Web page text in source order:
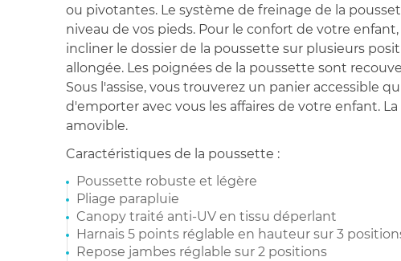
ou pivotantes. Le système de freinage de la
niveau de vos pieds. Pour le confort de votre
incliner le dossier de la poussette sur plusieurs
allongée. Les poignées de la poussette sont
Sous l'assise, vous trouverez un panier accessible
d'emporter avec vous les affaires de votre enfant.
amovible.
Caractéristiques de la poussette :
Poussette robuste et légère
Pliage parapluie
Canopy traité anti-UV en tissu déperlant
Harnais 5 points réglable en hauteur sur 3
Repose jambes réglable sur 2 positions